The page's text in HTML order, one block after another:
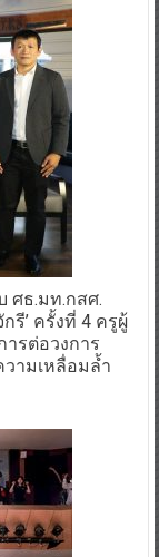
ศธ.มท.กสศ.
รี’ ครั้งที่ 4 ครูผู้
รต่อวงการ
ามเหลื่อมล้ำ